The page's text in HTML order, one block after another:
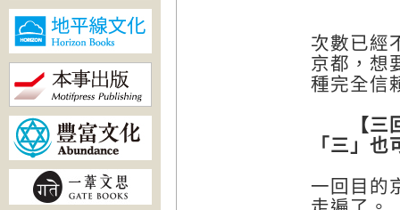
次數已經
京都，想
種完全信
【三回
「三」
一回目的